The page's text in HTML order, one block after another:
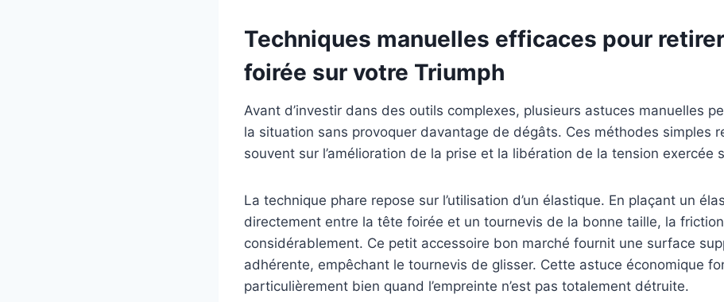
Techniques manuelles efficaces pour
foirée sur votre Triumph
Avant d’investir dans des outils complexes, plusieurs astuces manuelles
la situation sans provoquer davantage de dégâts. Ces méthodes simples
souvent sur l’amélioration de la prise et la libération de la tension exercée
La technique phare repose sur l’utilisation d’un élastique. En plaçant un
directement entre la tête foirée et un tournevis de la bonne taille, la
considérablement. Ce petit accessoire bon marché fournit une surface
adhérente, empêchant le tournevis de glisser. Cette astuce économique
particulièrement bien quand l’empreinte n’est pas totalement détruite.